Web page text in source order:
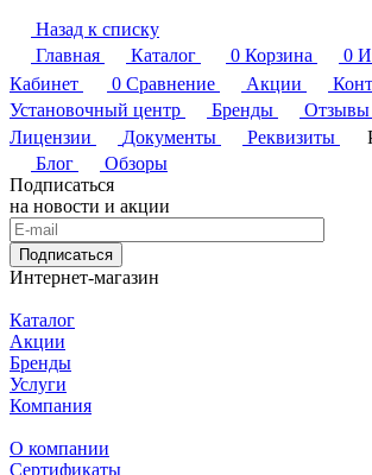
Назад к списку
Главная
Каталог 0 Корзина 0
Кабинет
0 Сравнение Акции
Установочный центр
Бренды Отзывы
Лицензии
Документы Реквизиты
Блог
Обзоры
Подписаться
на новости и акции
Подписаться
Интернет-магазин
Каталог
Акции
Бренды
Услуги
Компания
О компании
Сертификаты